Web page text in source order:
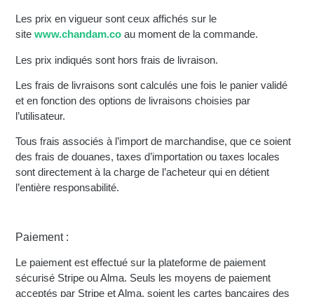
Les prix en vigueur sont ceux affichés sur le
sitewww.chandam.co au moment de la commande.
Les prix indiqués sont hors frais de livraison.
Les frais de livraisons sont calculés une fois le panier validé
et en fonction des options de livraisons choisies par
l’utilisateur.
Tous frais associés à l’import de marchandise, que ce soient
des frais de douanes, taxes d’importation ou taxes locales
sont directement à la charge de l’acheteur qui en détient
l’entière responsabilité.
Paiement :
Le paiement est effectué sur la plateforme de paiement
sécurisé Stripe ou Alma. Seuls les moyens de paiement
acceptés par Stripe et Alma, soient les cartes bancaires des